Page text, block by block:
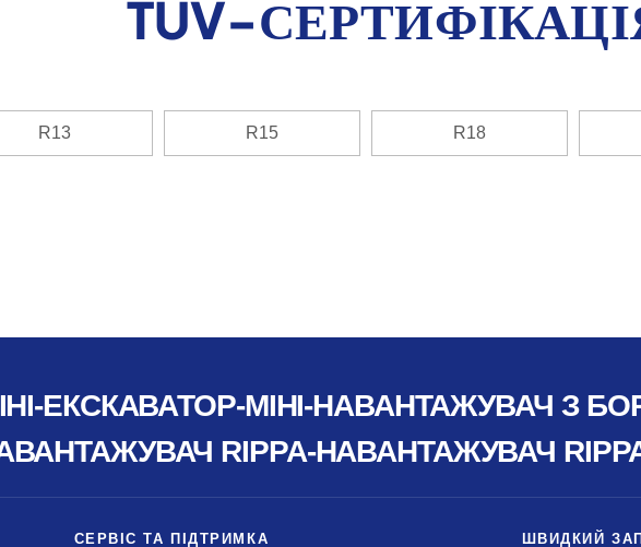
TUV-
R13 R15 R18
ЕКСКАВАТОР-МІНІ-НАВАНТАЖУВАЧ З
RIPPA-НАВАНТАЖУВАЧ RIPPA
СЕРВІС ТА ПІДТРИМКА ШВИДКИЙ